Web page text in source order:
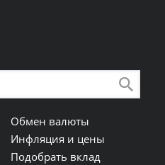
Обмен валюты
Инфляция и цены
Подобрать вклад